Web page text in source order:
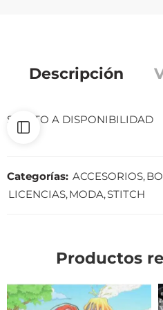
Descripción
SUJETO A DISPONIBILIDAD
Categorías: ACCESORIOS,
LICENCIAS,MODA,STITCH
Productos